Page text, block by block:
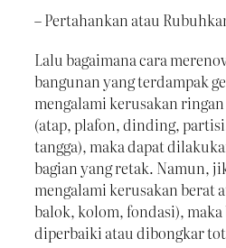
– Pertahankan atau
Lalu bagaimana cara
bangunan yang terdampak
mengalami kerusakan
(atap, plafon, dinding,
tangga), maka dapat
bagian yang retak. Namun,
mengalami kerusakan berat
balok, kolom, fondasi),
diperbaiki atau dibongkar